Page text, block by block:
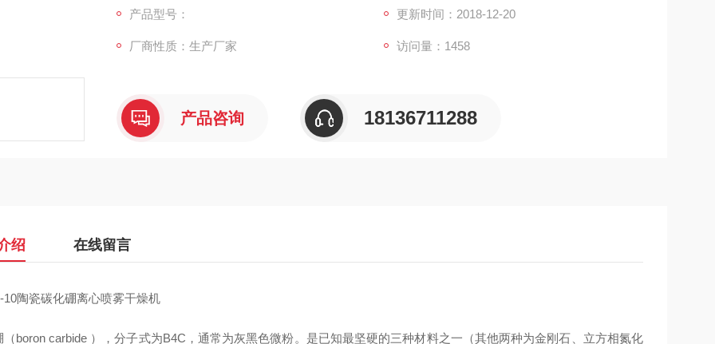
为9.3。
产品型号： 更新时间：2018-12-20
厂商性质：生产厂家 访问量：1458
产品咨询 18136711288
绍 在线留言
10陶瓷碳化硼离心喷雾干燥机
（boron carbide ），分子式为B4C，通常为灰黑色微粉。是已知最坚硬的三种材料之一（其他两种为金刚石、立方相氮化